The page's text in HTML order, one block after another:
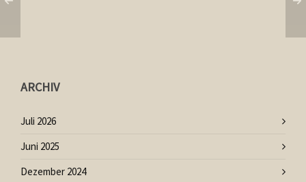
ARCHIV
Juli 2026
Juni 2025
Dezember 2024